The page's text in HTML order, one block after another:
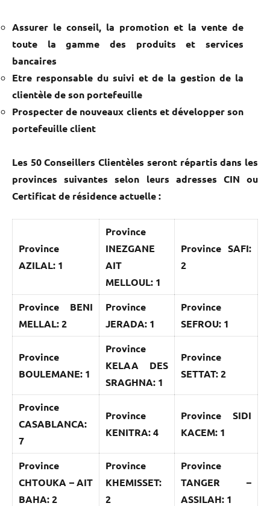
Assurer le conseil, la promotion et la vente de
toute la gamme des produits et services
bancaires
Etre responsable du suivi et de la gestion de la
clientèle de son portefeuille
Prospecter de nouveaux clients et développer son
portefeuille client
Les 50 Conseillers Clientèles seront répartis dans les
provinces suivantes selon leurs adresses CIN ou
Certificat de résidence actuelle :
Province
AZILAL: 1
Province
INEZGANE
AIT
MELLOUL: 1
Province SAFI:
2
Province BENI
MELLAL: 2
Province
JERADA: 1
Province
SEFROU: 1
Province
BOULEMANE: 1
Province
KELAA DES
SRAGHNA: 1
Province
SETTAT: 2
Province
CASABLANCA:
7
Province
KENITRA: 4
Province SIDI
KACEM: 1
Province
CHTOUKA – AIT
BAHA: 2
Province
KHEMISSET:
2
Province
TANGER –
ASSILAH: 1